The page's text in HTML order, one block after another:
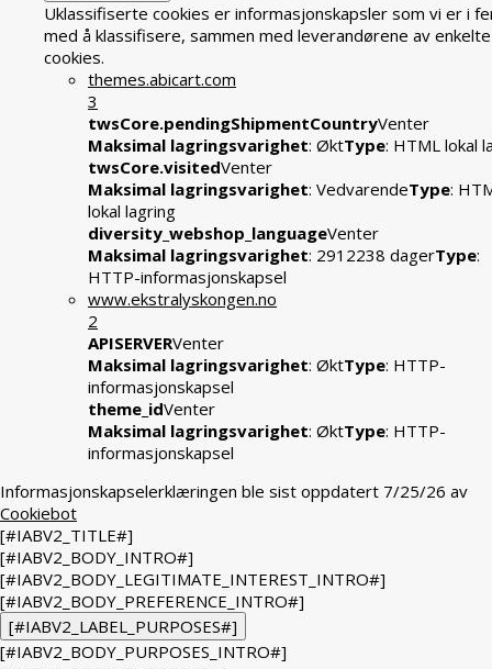
Uklassifiserte cookies er informasjonskapsler som vi er i
med å klassifisere, sammen med leverandørene av enkelte
cookies.
themes.abicart.com
3
twsCore.pendingShipmentCountryVenter
Maksimal lagringsvarighet: ØktType: HTML lokal
twsCore.visitedVenter
Maksimal lagringsvarighet: VedvarendeType:
lokal lagring
diversity_webshop_languageVenter
Maksimal lagringsvarighet: 2912238 dagerType:
HTTP-informasjonskapsel
www.ekstralyskongen.no
2
APISERVERVenter
Maksimal lagringsvarighet: ØktType: HTTP-
informasjonskapsel
theme_idVenter
Maksimal lagringsvarighet: ØktType: HTTP-
informasjonskapsel
Informasjonskapselerklæringen ble sist oppdatert 7/25/26 av
Cookiebot
[#IABV2_TITLE#]
[#IABV2_BODY_INTRO#]
[#IABV2_BODY_LEGITIMATE_INTEREST_INTRO#]
[#IABV2_BODY_PREFERENCE_INTRO#]
[#IABV2_LABEL_PURPOSES#]
[#IABV2_BODY_PURPOSES_INTRO#]